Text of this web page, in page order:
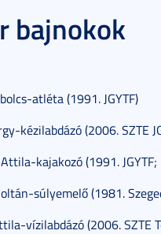
bajnokok
atléta (1991. JGYTF)
kézilabdázó (2006. SZTE
kajakozó (1991. JGYTF;
súlyemelő (1981.
vízilabdázó (2006. SZTE